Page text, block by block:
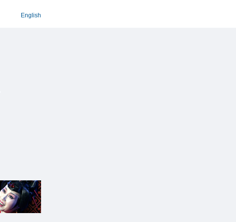
English